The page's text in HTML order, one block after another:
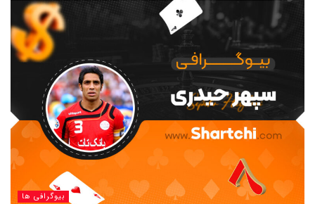
بیوگرافی ها